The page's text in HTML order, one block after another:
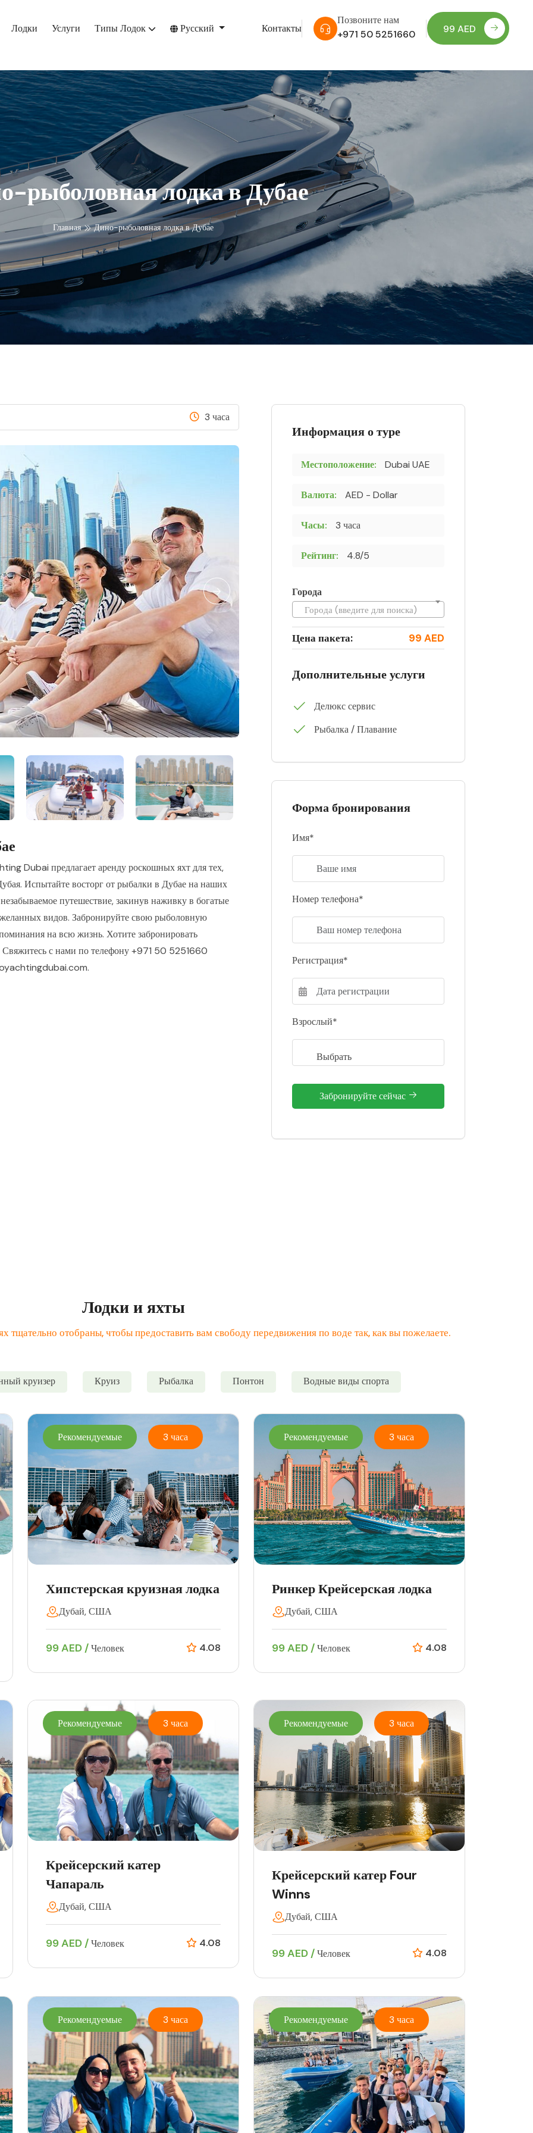
Лодки Услуги Типы Лодок Русский Контакты
Позвоните нам
+971 50 5251660
99 AED
рыболовная лодка в Дубае
Главная Дино-рыболовная лодка в Дубае
3 часа
Dubai предлагает аренду роскошных яхт для тех,
Испытайте восторг от рыбалки в Дубае на наших
путешествие, закинув наживку в богатые
видов. Забронируйте свою рыболовную
на всю жизнь. Хотите забронировать
с нами по телефону +971 50 5251660
Информация о туре
Местоположение: Dubai UAE
Валюта: AED - Dollar
Часы: 3 часа
Рейтинг: 4.8/5
Города
Города (введите для поиска)
Цена пакета: 99 AED
Дополнительные услуги
Делюкс сервис
Рыбалка / Плавание
Форма бронирования
Имя*
Номер телефона*
Регистрация*
Взрослый*
Забронируйте сейчас
Лодки и яхты
тщательно отобраны, чтобы предоставить вам свободу передвижения по воде так, как вы пожелаете.
круизер Круиз Рыбалка Понтон Водные виды спорта
Рекомендуемые 3 часа
Хипстерская круизная лодка
Дубай, США
99 AED /Человек 4.08
Рекомендуемые 3 часа
Ринкер Крейсерская лодка
Дубай, США
99 AED /Человек 4.08
Рекомендуемые 3 часа
Крейсерский катер
Чапараль
Дубай, США
99 AED /Человек 4.08
Рекомендуемые 3 часа
Крейсерский катер Four
Winns
Дубай, США
99 AED /Человек 4.08
Рекомендуемые 3 часа Рекомендуемые 3 часа